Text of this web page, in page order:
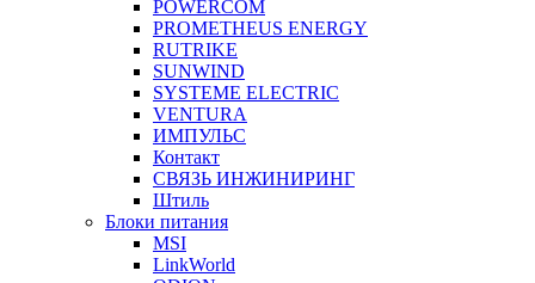
POWERCOM
PROMETHEUS ENERGY
RUTRIKE
SUNWIND
SYSTEME ELECTRIC
VENTURA
ИМПУЛЬС
Контакт
СВЯЗЬ ИНЖИНИРИНГ
Штиль
Блоки питания
MSI
LinkWorld